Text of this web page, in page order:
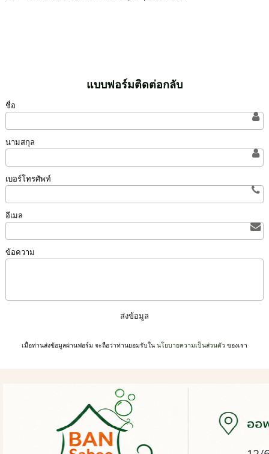
แบบฟอร์มติดต่อกลับ
ชื่อ
นามสกุล
เบอร์โทรศัพท์
อีเมล
ข้อความ
เมื่อท่านส่งข้อมูลผ่านฟอร์ม จะถือว่าท่านยอมรับในนโยบายความเป็นส่วนตัว ของเรา